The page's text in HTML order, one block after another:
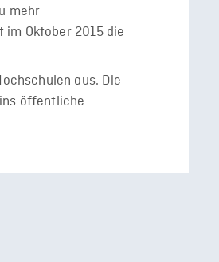
mehr
Oktober 2015 die
aus. Die
öffentliche